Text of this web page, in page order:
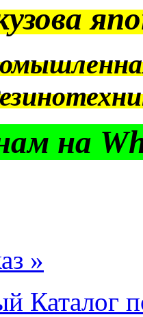
на
»
Каталог